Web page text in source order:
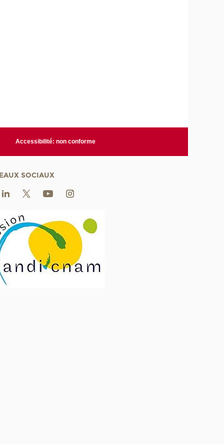
Accessibilité: non conforme
SOCIAUX